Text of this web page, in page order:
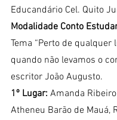
Educandário Cel. Quito
Modalidade Conto
Tema “Perto de qualquer
quando não levamos o
escritor João Augusto.
1º Lugar: Amanda
Atheneu Barão de Mauá,